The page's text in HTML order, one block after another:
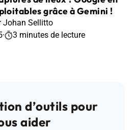
grâce à Gemini !
Johan Sellitto
· 3 minutes de lecture
d’outils pour
aider